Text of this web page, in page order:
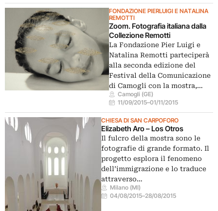
FONDAZIONE PIERLUIGI E NATALINA
REMOTTI
Zoom. Fotografia italiana dalla
Collezione Remotti
La Fondazione Pier Luigi e
Natalina Remotti parteciperà
alla seconda edizione del
Festival della Comunicazione
di Camogli con la mostra,…
Camogli (GE)
11/09/2015–01/11/2015
CHIESA DI SAN CARPOFORO
Elizabeth Aro – Los Otros
Il fulcro della mostra sono le
fotografie di grande formato. Il
progetto esplora il fenomeno
dell’immigrazione e lo traduce
attraverso…
Milano (MI)
04/08/2015–28/08/2015